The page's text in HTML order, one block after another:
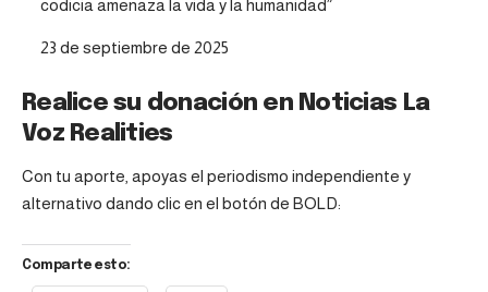
codicia amenaza la vida y la humanidad”
Fecha
23 de septiembre de 2025
Realice su donación en Noticias La
Voz Realities
Con tu aporte, apoyas el periodismo independiente y
alternativo dando clic en el botón de BOLD:
Comparte esto: